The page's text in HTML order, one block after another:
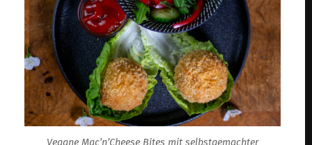
Vegane Mac’n’Cheese Bites mit selbstgemachter